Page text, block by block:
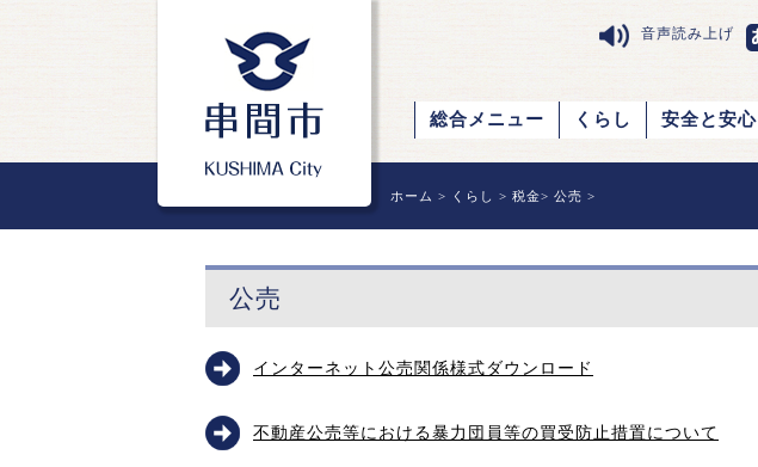
音声読み上げ
総合メニュー くらし 安全と安心
ホーム > くらし > 税金> 公売 >
公売
インターネット公売関係様式ダウンロード
不動産公売等における暴力団員等の買受防止措置について